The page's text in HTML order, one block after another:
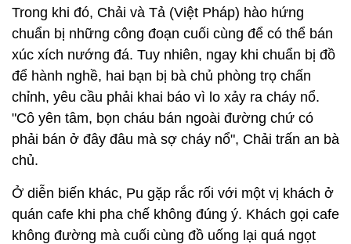
Trong khi đó, Chải và Tả (Việt Pháp) hào hứng
chuẩn bị những công đoạn cuối cùng để có thể bán
xúc xích nướng đá. Tuy nhiên, ngay khi chuẩn bị đồ
để hành nghề, hai bạn bị bà chủ phòng trọ chấn
chỉnh, yêu cầu phải khai báo vì lo xảy ra cháy nổ.
"Cô yên tâm, bọn cháu bán ngoài đường chứ có
phải bán ở đây đâu mà sợ cháy nổ", Chải trấn an bà
chủ.
Ở diễn biến khác, Pu gặp rắc rối với một vị khách ở
quán cafe khi pha chế không đúng ý. Khách gọi cafe
không đường mà cuối cùng đồ uống lại quá ngọt